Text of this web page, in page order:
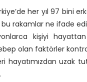
her yıl 97 bini
rakamlar ne ifade
kişiyi hayattan
olan faktörler
hayatımızdan uzak